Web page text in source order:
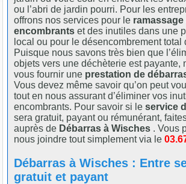
ou l’abri de jardin pourri. Pour les
offrons nos services pour le ramassage
encombrants et des inutiles dans une
local ou pour le désencombrement total
Puisque nous savons très bien que
objets vers une déchèterie est payante,
vous fournir une prestation de
Vous devez même savoir qu’on peut
tout en nous assurant d’éliminer vos
encombrants. Pour savoir si leservice
sera gratuit, payant ou rémunérant,
auprès de Débarras à Wisches . Vous
nous joindre tout simplement via le
Débarras à Wisches : Entre
gratuit et payant